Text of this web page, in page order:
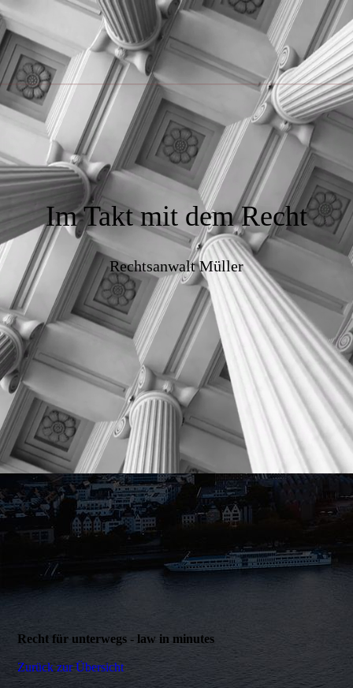
Im Takt mit dem Recht
Rechtsanwalt Müller
Recht für unterwegs - law in minutes
Zurück zur Übersicht